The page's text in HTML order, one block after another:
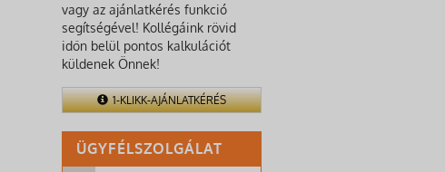
vagy az ajánlatkérés funkció
segítségével! Kollégáink rövid
időn belül pontos kalkulációt
küldenek Önnek!
1-KLIKK-AJÁNLATKÉRÉS
ÜGYFÉLSZOLGÁLAT